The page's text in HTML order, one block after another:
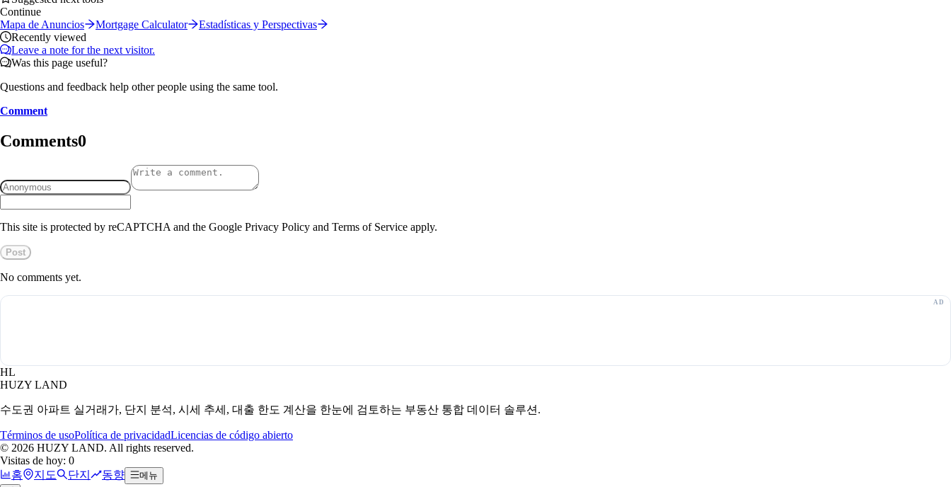
Continue
Mapa de Anuncios
Mortgage Calculator
Estadísticas y Perspectivas
Recently viewed
Leave a note for the next visitor.
Was this page useful?
Questions and feedback help other people using the same tool.
Comment
Comments0
This site is protected by reCAPTCHA and the Google Privacy Policy and Terms of Service apply.
Post
No comments yet.
HL
HUZY LAND
수도권 아파트 실거래가, 단지 분석, 시세 추세, 대출 한도 계산을 한눈에 검토하는 부동산 통합 데이터 솔루션.
Términos de usoPolítica de privacidadLicencias de código abierto
© 2026 HUZY LAND. All rights reserved.
Visitas de hoy: 0
홈
지도 단지 동향 메뉴